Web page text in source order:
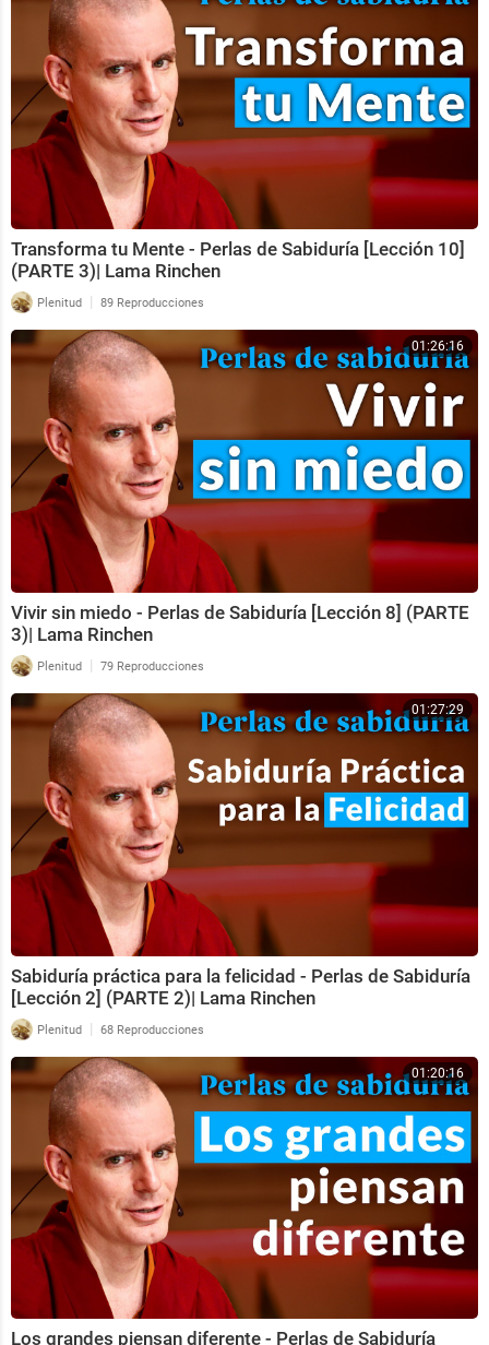
Transforma tu Mente - Perlas de Sabiduría [Lección 10]
(PARTE 3)| Lama Rinchen
Plenitud | 89 Reproducciones
01:26:16
Vivir sin miedo - Perlas de Sabiduría [Lección 8] (PARTE
3)| Lama Rinchen
Plenitud | 79 Reproducciones
01:27:29
Sabiduría práctica para la felicidad - Perlas de Sabiduría
[Lección 2] (PARTE 2)| Lama Rinchen
Plenitud | 68 Reproducciones
01:20:16
Los grandes piensan diferente - Perlas de Sabiduría